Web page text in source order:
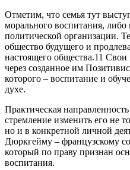
Отметим, что семья тут
морального воспитания, либо
политической организации.
общество будущего и
настоящего общества.11
через созданное им
которого – воспитание и
духе.
Практическая
стремление изменить его не
но и в конкретной личной
Дюркгейму – французскому
который по праву признан
воспитания.